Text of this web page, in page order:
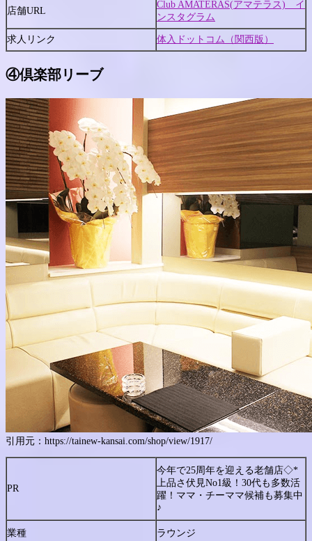
店舗URL
Club AMATERAS(アマテラス) イ
ンスタグラム
求人リンク 体入ドットコム（関西版）
④倶楽部リーブ
引用元：https://tainew-kansai.com/shop/view/1917/
PR
今年で25周年を迎える老舗店◇*
上品さ伏見No1級！30代も多数活
躍！ママ・チーママ候補も募集中
♪
業種 ラウンジ